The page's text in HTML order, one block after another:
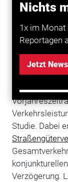
Nichts
1x im Monat
Reportagen
Jetzt
erholt, wie eine
gewerblichen
Werkverkehr
Studie. Dabei
Verzögerung.